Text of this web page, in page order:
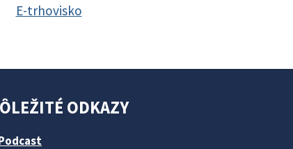
E-trhovisko
ODKAZY